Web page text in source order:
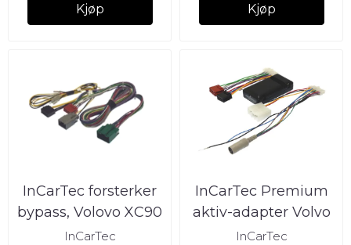
Kjøp Kjøp
InCarTec forsterker
bypass, Volovo XC90
2003-2014
InCarTec
InCarTec Premium
aktiv-adapter Volvo
(1996 - 2000) m/SC-
InCarTec